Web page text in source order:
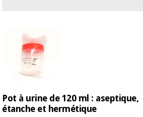
Outlet
Académie
Tech
Fisaude
chinoise
Mobilier
clinique
Armoires
thérapeutiques
Offres
Outlet
médical
Médecine
traditionnelle
Pot à urine de 120 ml : aseptique,
étanche et hermétique